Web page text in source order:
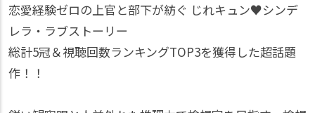
恋愛経験ゼロの上官と部下が紡ぐ じれキュン♥シンデ
レラ・ラブストーリー
総計5冠＆視聴回数ランキングTOP3を獲得した超話題
作！！